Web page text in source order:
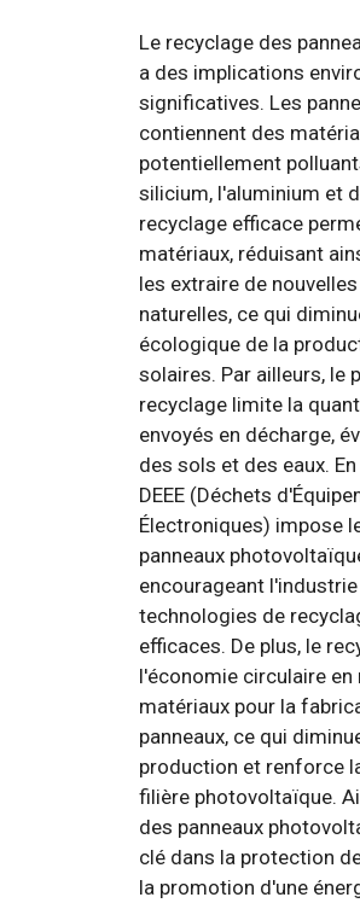
Le recyclage des
a des implications
significatives. Les
contiennent des
potentiellement
silicium, l'aluminium et
recyclage efficace
matériaux, réduisant
les extraire de
naturelles, ce qui
écologique de la
solaires. Par ailleurs, le
recyclage limite la
envoyés en décharge,
des sols et des eaux.
DEEE (Déchets
Électroniques) impose
panneaux
encourageant
technologies de
efficaces. De plus, le
l'économie circulaire
matériaux pour la
panneaux, ce qui
production et renforce
filière photovoltaïque.
des panneaux
clé dans la protection
la promotion d'une